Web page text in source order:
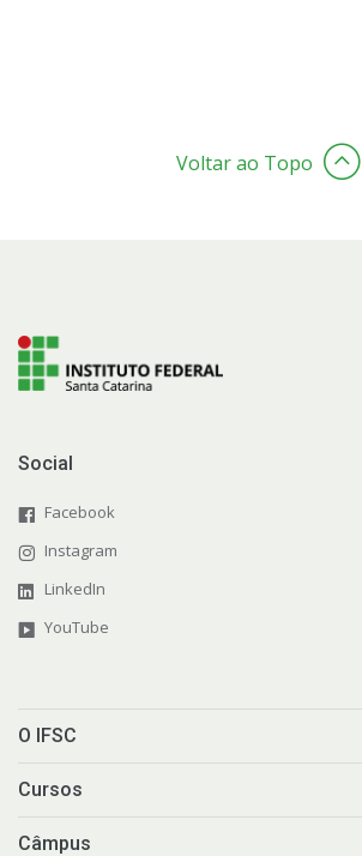
Voltar ao Topo
Social
Facebook
Instagram
LinkedIn
YouTube
O IFSC
Cursos
Câmpus